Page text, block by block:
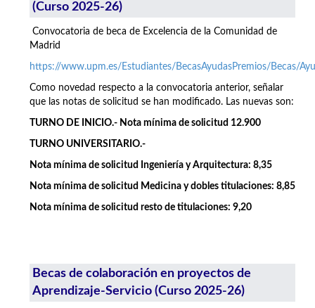
(Curso 2025-26)
Convocatoria de beca de Excelencia de la Comunidad de
Madrid
https://www.upm.es/Estudiantes/BecasAyudasPremios/Becas/
Como novedad respecto a la convocatoria anterior, señalar
que las notas de solicitud se han modificado. Las nuevas son:
TURNO DE INICIO.- Nota mínima de solicitud 12.900
TURNO UNIVERSITARIO.-
Nota mínima de solicitud Ingeniería y Arquitectura: 8,35
Nota mínima de solicitud Medicina y dobles titulaciones: 8,85
Nota mínima de solicitud resto de titulaciones: 9,20
Becas de colaboración en proyectos de
Aprendizaje-Servicio (Curso 2025-26)